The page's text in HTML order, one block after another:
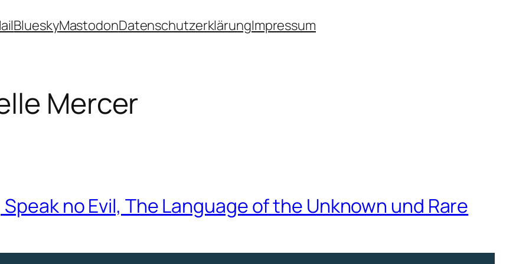
BlueskyMastodonDatenschutzerklärungImpressum
Mercer
no Evil, The Language of the Unknown und Rare